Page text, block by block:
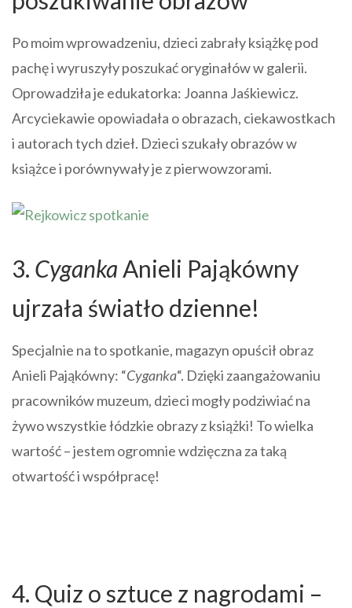
Po moim wprowadzeniu, dzieci zabrały książkę pod
pachę i wyruszyły poszukać oryginałów w galerii.
Oprowadziła je edukatorka: Joanna Jaśkiewicz.
Arcyciekawie opowiadała o obrazach, ciekawostkach
i autorach tych dzieł. Dzieci szukały obrazów w
książce i porównywały je z pierwowzorami.
3. Cyganka Anieli Pająkówny
ujrzała światło dzienne!
Specjalnie na to spotkanie, magazyn opuścił obraz
Anieli Pająkówny: “Cyganka“. Dzięki zaangażowaniu
pracowników muzeum, dzieci mogły podziwiać na
żywo wszystkie łódzkie obrazy z książki! To wielka
wartość – jestem ogromnie wdzięczna za taką
otwartość i współpracę!
4. Quiz o sztuce z nagrodami –